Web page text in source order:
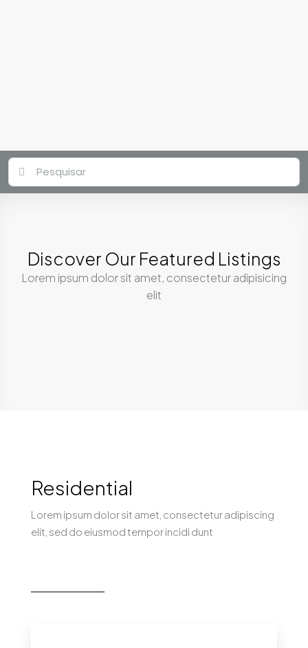
Discover Our Featured Listings
Lorem ipsum dolor sit amet, consectetur adipisicing
elit
Residential
Lorem ipsum dolor sit amet, consectetur adipiscing
elit, sed do eiusmod tempor incidi dunt